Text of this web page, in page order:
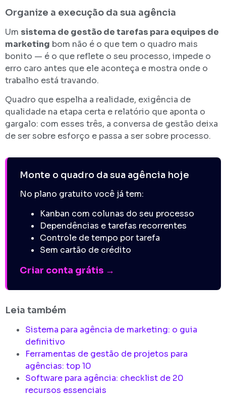
Organize a execução da sua agência
Um sistema de gestão de tarefas para equipes de
marketing bom não é o que tem o quadro mais
bonito — é o que reflete o seu processo, impede o
erro caro antes que ele aconteça e mostra onde o
trabalho está travando.
Quadro que espelha a realidade, exigência de
qualidade na etapa certa e relatório que aponta o
gargalo: com esses três, a conversa de gestão deixa
de ser sobre esforço e passa a ser sobre processo.
Monte o quadro da sua agência hoje
No plano gratuito você já tem:
Kanban com colunas do seu processo
Dependências e tarefas recorrentes
Controle de tempo por tarefa
Sem cartão de crédito
Criar conta grátis →
Leia também
Sistema para agência de marketing: o guia
definitivo
Ferramentas de gestão de projetos para
agências: top 10
Software para agência: checklist de 20
recursos essenciais